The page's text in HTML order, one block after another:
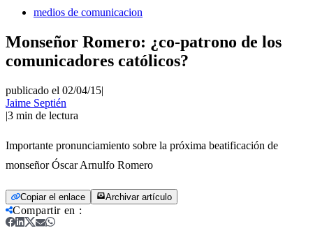
medios de comunicacion
Monseñor Romero: ¿co-patrono de los
comunicadores católicos?
publicado el 02/04/15|
Jaime Septién
|3 min de lectura
Importante pronunciamiento sobre la próxima beatificación de
monseñor Óscar Arnulfo Romero
Copiar el enlace Archivar artículo
Compartir en :